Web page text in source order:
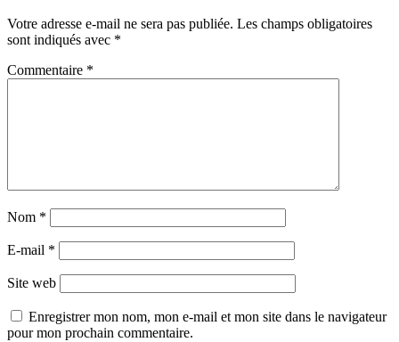
Votre adresse e-mail ne sera pas publiée. Les champs obligatoires
sont indiqués avec *
Commentaire *
Nom *
E-mail *
Site web
Enregistrer mon nom, mon e-mail et mon site dans le navigateur
pour mon prochain commentaire.